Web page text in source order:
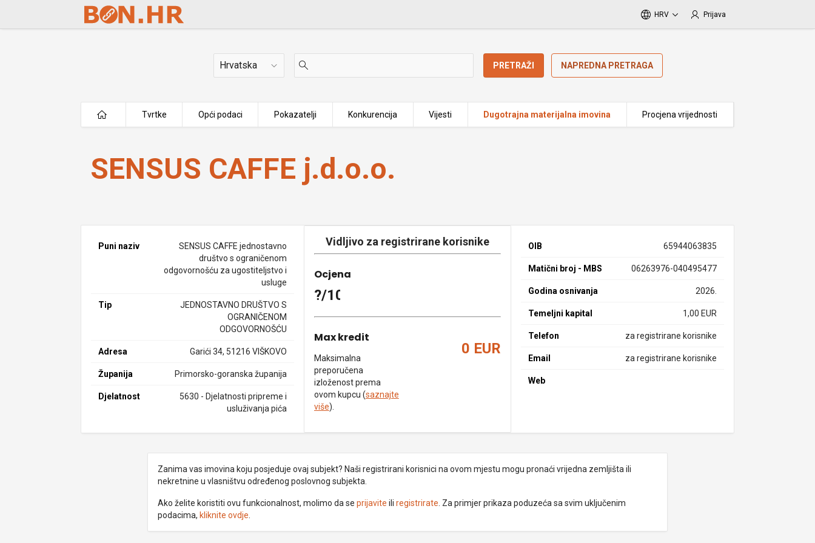
Skip to Main Content
HRV Prijava
Država PRETRAŽI NAPREDNA PRETRAGA
Tvrtke Opći podaci Pokazatelji Konkurencija Vijesti Dugotrajna materijalna imovina Procjena vrijednosti
SENSUS CAFFE j.d.o.o.
SENSUS CAFFE j.d.o.o.
Puni naziv
SENSUS CAFFE jednostavno
društvo s ograničenom
odgovornošću za ugostiteljstvo i
usluge
Tip
JEDNOSTAVNO DRUŠTVO S
OGRANIČENOM
ODGOVORNOŠĆU
Adresa Garići 34, 51216 VIŠKOVO
Županija Primorsko-goranska županija
Djelatnost
5630 - Djelatnosti pripreme i
usluživanja pića
Vidljivo za registrirane korisnike
Ocjena
?/10
Max kredit
Maksimalna
preporučena
izloženost prema
ovom kupcu (saznajte
više).
0 EUR
OIB 65944063835
Matični broj - MBS 06263976-040495477
Godina osnivanja 2026.
Temeljni kapital 1,00 EUR
Telefon za registrirane korisnike
Email za registrirane korisnike
Web
Zanima vas imovina koju posjeduje ovaj subjekt? Naši registrirani korisnici na ovom mjestu mogu pronaći vrijedna zemljišta ili
nekretnine u vlasništvu određenog poslovnog subjekta.
Ako želite koristiti ovu funkcionalnost, molimo da se prijavite ili registrirate . Za primjer prikaza poduzeća sa svim uključenim
podacima, kliknite ovdje